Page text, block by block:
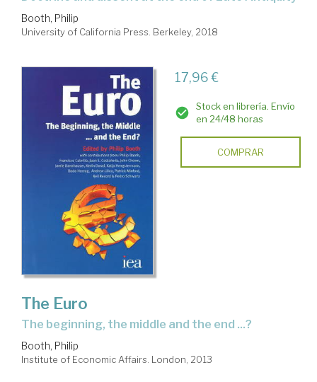
Booth, Philip
University of California Press. Berkeley, 2018
17,96 €
Stock en librería. Envío
en 24/48 horas
COMPRAR
The Euro
the beginning, the middle and the end ...?
Booth, Philip
Institute of Economic Affairs. London, 2013